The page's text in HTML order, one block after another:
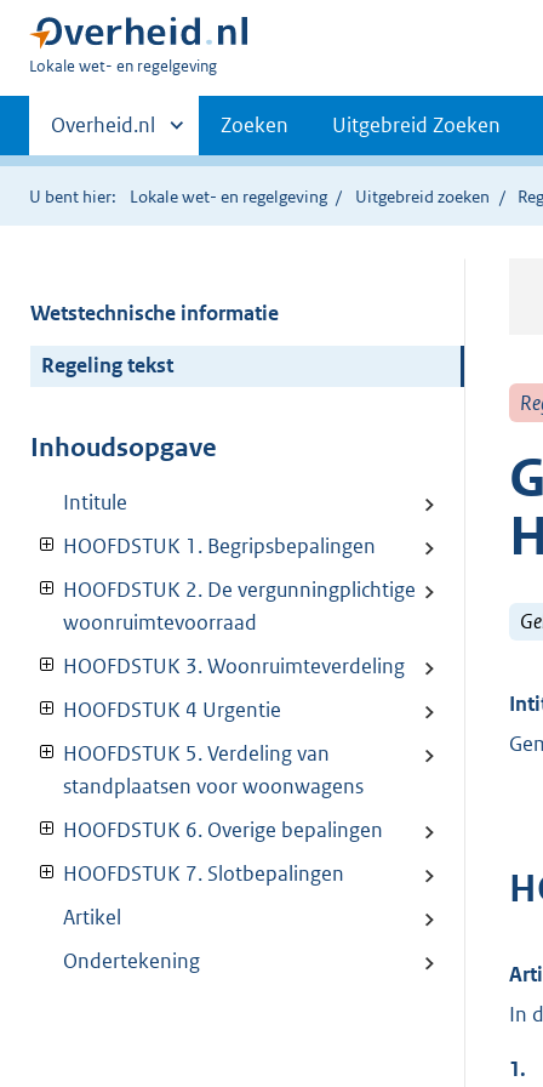
U
hier:
Lokale wet- en regelgeving
Primaire
navigatie
Andere
sites
binnen
Overheid.nl Zoeken Uitgebreid Zoeken
U bent hier: Lokale wet- en regelgeving Uitgebreid zoeken
Wetstechnische informatie
Regeling tekst
Inhoudsopgave
Intitule
HOOFDSTUK 1. Begripsbepalingen
HOOFDSTUK 2. De vergunningplichtige
woonruimtevoorraad
HOOFDSTUK 3. Woonruimteverdeling
HOOFDSTUK 4 Urgentie
HOOFDSTUK 5. Verdeling van
standplaatsen voor woonwagens
HOOFDSTUK 6. Overige bepalingen
HOOFDSTUK 7. Slotbepalingen
Artikel
Ondertekening
In
1.